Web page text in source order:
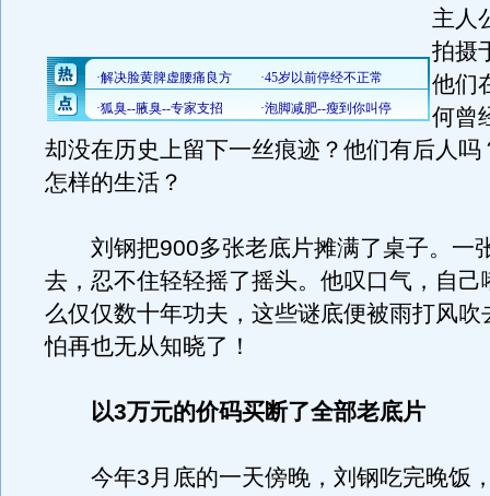
主人
拍摄
他们
何曾
却没在历史上留下一丝痕迹？他们有后人吗
怎样的生活？
刘钢把900多张老底片摊满了桌子。一
去，忍不住轻轻摇了摇头。他叹口气，自己
么仅仅数十年功夫，这些谜底便被雨打风吹
怕再也无从知晓了！
以3万元的价码买断了全部老底片
今年3月底的一天傍晚，刘钢吃完晚饭